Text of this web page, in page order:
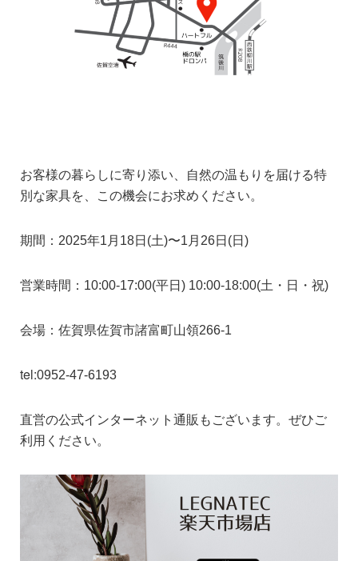
お客様の暮らしに寄り添い、自然の温もりを届ける特
別な家具を、この機会にお求めください。
期間：2025年1月18日(土)〜1月26日(日)
営業時間：10:00-17:00(平日) 10:00-18:00(土・日・祝)
会場：佐賀県佐賀市諸富町山領266-1
tel:0952-47-6193
直営の公式インターネット通販もございます。ぜひご
利用ください。